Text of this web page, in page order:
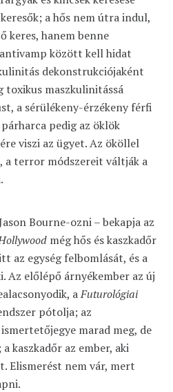
a hős nem útra indul,
keres, hanem benne
között kell hidat
dekonstrukciójaként
toxikus maszkulinitássá
a sérülékeny-érzékeny férfi
pedig az öklök
viszi az ügyet. Az ököllel
a terror módszereit váltják a
Bourne-ozni – bekapja az
még hős és kaszkadőr
az egység felbomlását, és a
Az előlépő árnyékember az új
aFuturológiai
pótolja; az
marad meg, de
kaszkadőr az ember, aki
Elismerést nem vár, mert